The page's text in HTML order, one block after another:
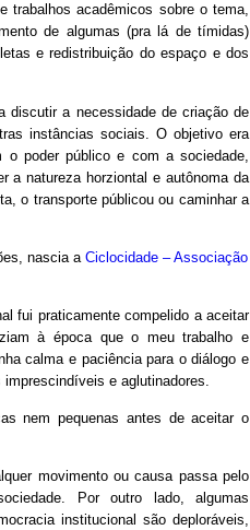
trabalhos acadêmicos sobre o tema,
de algumas (pra lá de tímidas)
e redistribuição do espaço e dos
discutir a necessidade de criação de
instâncias sociais. O objetivo era
poder público e com a sociedade,
a natureza horziontal e autônoma da
o transporte públicou ou caminhar a
nascia a Ciclocidade – Associação
fui praticamente compelido a aceitar
à época que o meu trabalho e
calma e paciência para o diálogo e
e aglutinadores.
nem pequenas antes de aceitar o
movimento ou causa passa pelo
Por outro lado, algumas
institucional são deploráveis,